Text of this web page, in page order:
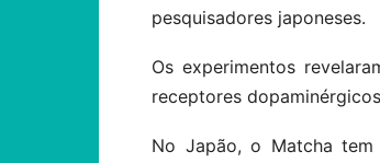
pesquisadores japoneses.
Os experimentos
receptores
No Japão, o Matcha